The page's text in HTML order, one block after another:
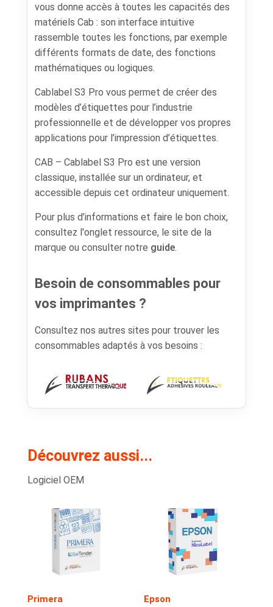
vous donne accès à toutes les capacités des
matériels Cab : son interface intuitive
rassemble toutes les fonctions, par exemple
différents formats de date, des fonctions
mathématiques ou logiques.
Cablabel S3 Pro vous permet de créer des
modèles d’étiquettes pour l’industrie
professionnelle et de développer vos propres
applications pour l’impression d’étiquettes.
CAB – Cablabel S3 Pro est une version
classique, installée sur un ordinateur, et
accessible depuis cet ordinateur uniquement.
Pour plus d’informations et faire le bon choix,
consultez l'onglet ressource, le site de la
marque ou consulter notre guide.
Besoin de consommables pour
vos imprimantes ?
Consultez nos autres sites pour trouver les
consommables adaptés à vos besoins :
Découvrez aussi...
Logiciel OEM
Primera Epson